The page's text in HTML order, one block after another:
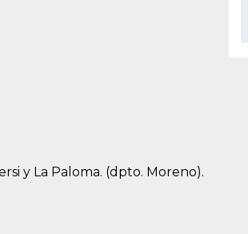
y La Paloma. (dpto. Moreno).